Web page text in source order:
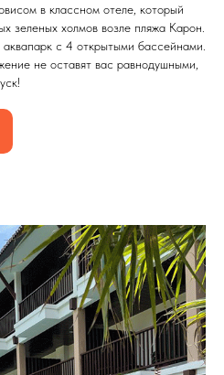
в классном отеле, который
зеленых холмов возле пляжа Карон.
с 4 открытыми бассейнами.
не оставят вас равнодушными,